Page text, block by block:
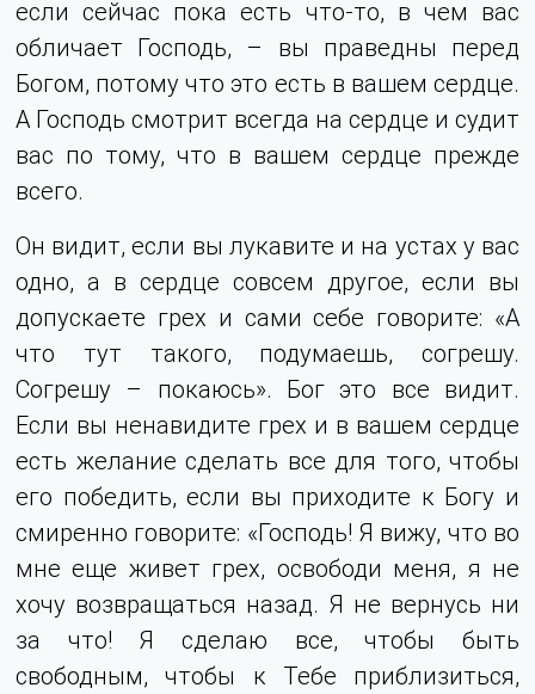
если сейчас пока есть что-то, в чем вас
обличает Господь, – вы праведны перед
Богом, потому что это есть в вашем сердце.
А Господь смотрит всегда на сердце и судит
вас по тому, что в вашем сердце прежде
всего.
Он видит, если вы лукавите и на устах у вас
одно, а в сердце совсем другое, если вы
допускаете грех и сами себе говорите: «А
что тут такого, подумаешь, согрешу.
Согрешу – покаюсь». Бог это все видит.
Если вы ненавидите грех и в вашем сердце
есть желание сделать все для того, чтобы
его победить, если вы приходите к Богу и
смиренно говорите: «Господь! Я вижу, что во
мне еще живет грех, освободи меня, я не
хочу возвращаться назад. Я не вернусь ни
за что! Я сделаю все, чтобы быть
свободным, чтобы к Тебе приблизиться,